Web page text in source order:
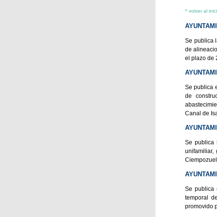
^ volver al
Se publica
de
el plazo de
Se publica
de
Canal de
Se publica
Se publica
temporal
promovido